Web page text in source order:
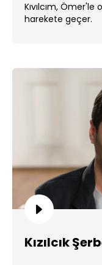
Kıvılcım,
harekete geçer.
Kızılcık